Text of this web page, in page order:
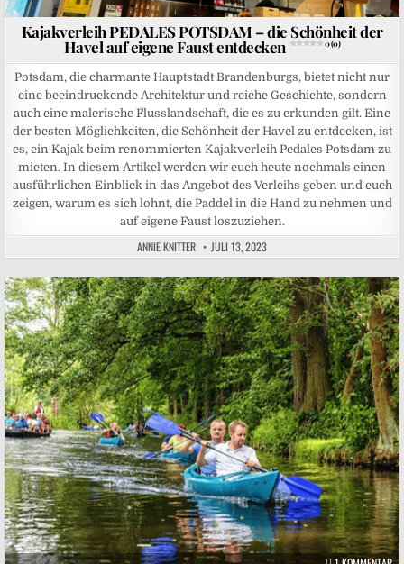
Kajakverleih PEDALES POTSDAM – die Schönheit der
Havel auf eigene Faust entdecken 0 (0)
Potsdam, die charmante Hauptstadt Brandenburgs, bietet nicht nur
eine beeindruckende Architektur und reiche Geschichte, sondern
auch eine malerische Flusslandschaft, die es zu erkunden gilt. Eine
der besten Möglichkeiten, die Schönheit der Havel zu entdecken, ist
es, ein Kajak beim renommierten Kajakverleih Pedales Potsdam zu
mieten. In diesem Artikel werden wir euch heute nochmals einen
ausführlichen Einblick in das Angebot des Verleihs geben und euch
zeigen, warum es sich lohnt, die Paddel in die Hand zu nehmen und
auf eigene Faust loszuziehen.
ANNIE KNITTER JULI 13, 2023
Posted in